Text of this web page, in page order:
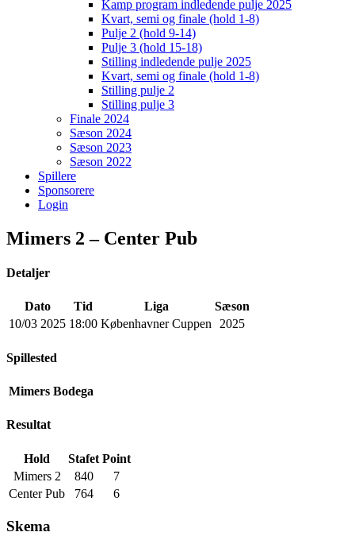
Kamp program indledende pulje 2025
Kvart, semi og finale (hold 1-8)
Pulje 2 (hold 9-14)
Pulje 3 (hold 15-18)
Stilling indledende pulje 2025
Kvart, semi og finale (hold 1-8)
Stilling pulje 2
Stilling pulje 3
Finale 2024
Sæson 2024
Sæson 2023
Sæson 2022
Spillere
Sponsorere
Login
Mimers 2 – Center Pub
Detaljer
Dato Tid Liga
Sæson
10/03 2025 18:00 Københavner Cuppen 2025
Spillested
Mimers Bodega
Resultat
Hold Stafet Point
Mimers 2
840
7
Center Pub
764 6
Skema